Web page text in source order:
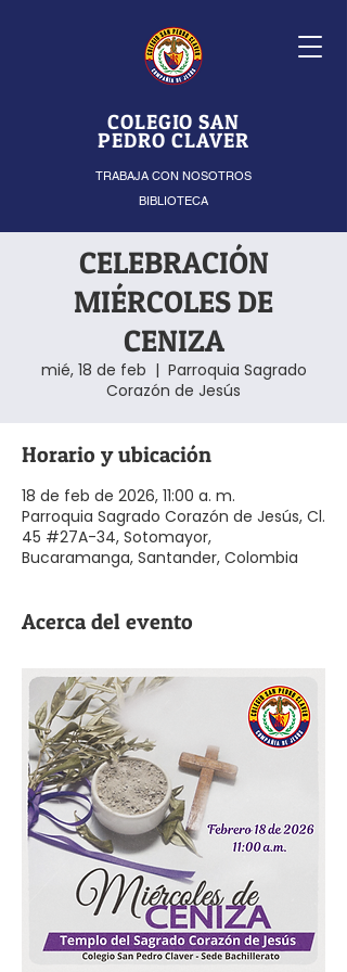
COLEGIO SAN
PEDRO CLAVER
TRABAJA CON NOSOTROS
BIBLIOTECA
CELEBRACIÓN
MIÉRCOLES DE
CENIZA
mié, 18 de feb
  |
Parroquia Sagrado
Corazón de Jesús
Horario y ubicación
18 de feb de 2026, 11:00 a. m.
Parroquia Sagrado Corazón de Jesús, Cl.
45 #27A-34, Sotomayor,
Bucaramanga, Santander, Colombia
Acerca del evento